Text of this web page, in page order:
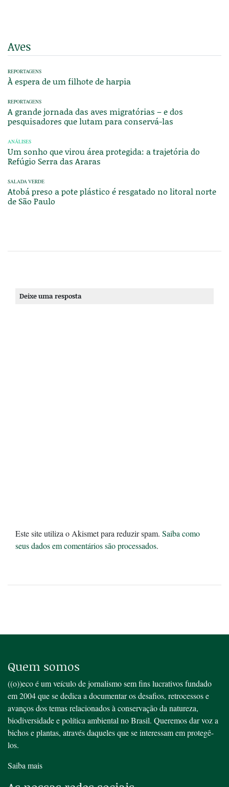
Aves
REPORTAGENS
À espera de um filhote de harpia
REPORTAGENS
A grande jornada das aves migratórias – e dos
pesquisadores que lutam para conservá-las
ANÁLISES
Um sonho que virou área protegida: a trajetória do
Refúgio Serra das Araras
SALADA VERDE
Atobá preso a pote plástico é resgatado no litoral norte
de São Paulo
Deixe uma resposta
Este site utiliza o Akismet para reduzir spam. Saiba como
seus dados em comentários são processados.
Quem somos
((o))eco é um veículo de jornalismo sem fins lucrativos fundado
em 2004 que se dedica a documentar os desafios, retrocessos e
avanços dos temas relacionados à conservação da natureza,
biodiversidade e política ambiental no Brasil. Queremos dar voz a
bichos e plantas, através daqueles que se interessam em protegê-
los.
Saiba mais